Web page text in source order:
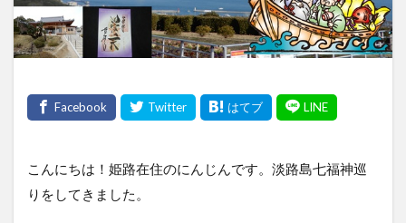
こんにちは！姫路在住のにんじんです。淡路島七福神巡
りをしてきました。